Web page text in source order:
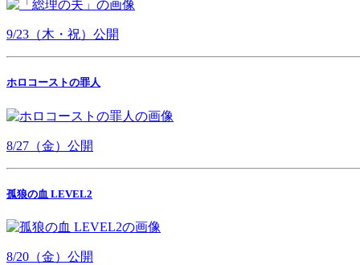
9/23（木・祝）公開
ホロコーストの罪人
8/27（金）公開
孤狼の血 LEVEL2
8/20（金）公開